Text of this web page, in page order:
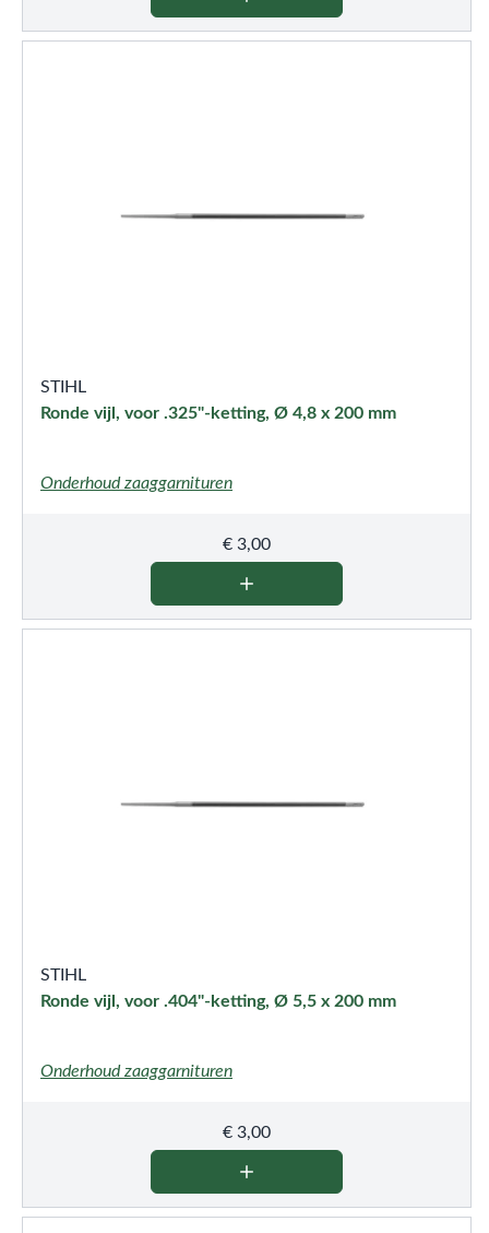
STIHL
Ronde vijl, voor .325"-ketting, Ø 4,8 x 200 mm
Onderhoud zaaggarnituren
€ 3,00
STIHL
Ronde vijl, voor .404"-ketting, Ø 5,5 x 200 mm
Onderhoud zaaggarnituren
€ 3,00